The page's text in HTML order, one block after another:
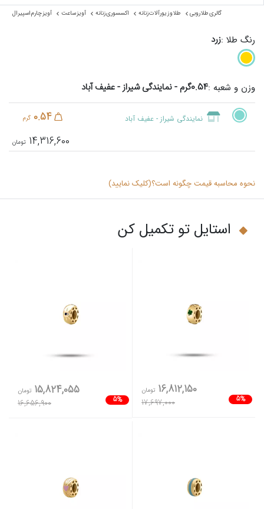
گالری طلا روبی طلا و زیورآلات زنانه اکسسوری زنانه آویز ساعت آویز چارم اسپیرال
رنگ طلا :زرد
وزن و شعبه :0.54گرم - نمایندگی شیراز - عفیف آباد
نمایندگی شیراز - عفیف آباد 0.54 گرم
14,316,600
نحوه محاسبه قیمت چگونه است؟(کلیک نمایید)
استایل تو تکمیل کن
5%
16,812,150 تومان
17,697,000
5%
15,824,055 تومان
16,656,900